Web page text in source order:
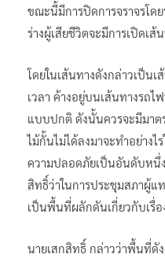
ขณะนี้มีการปิดการจราจรโด
ร่างผู้เสียชีวิตจะมีการเปิดเส้
โดยในเส้นทางดังกล่าวเป็น
เวลา ค้างอยู่บนเส้นทางรถไ
แบบปกติ ดังนั้นควรจะมีมาต
ไม้กั้นไม่ได้ลงมาจะทำอย่างไ
ความปลอดภัยเป็นอันดับหนึ่
สิทธิ์ว่าในการประชุมสภาผู้แ
เป็นพื้นที่ผลักดันเกี่ยวกับเรื่
นายเสกสิทธิ์ กล่าวว่าพื้นที่ดั